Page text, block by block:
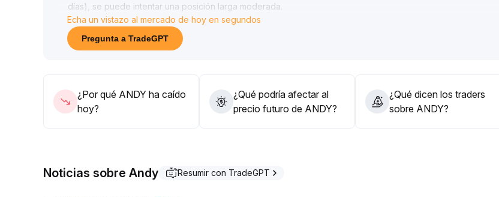
días), se puede intentar una posición larga moderada
Por el contrario, si persiste la presión y se rompe el soporte inferior del rango, es necesario controlar
estrictamente las posiciones y prevenir riesgos de recortes
La estrategia general debe basarse en esperar la confirmación de señales y actuar con flexibilidad
Echa un vistazo al mercado de hoy en segundos
Pregunta a TradeGPT
¿Por qué ANDY ha caído
hoy?
¿Qué podría afectar al
precio futuro de ANDY?
¿Qué dicen los traders
sobre ANDY?
Noticias sobre Andy Resumir con TradeGPT